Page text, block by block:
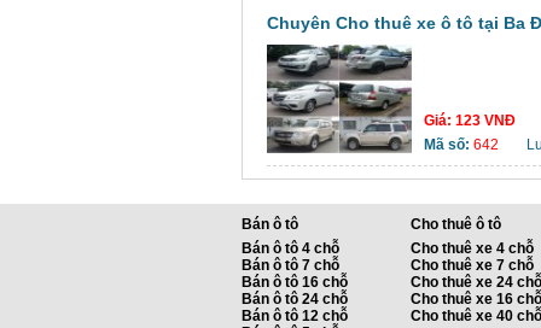
Chuyên Cho thuê xe ô tô tại Ba
Giá: 123 VNĐ
Mã số: 642
Bán ô tô
Bán ô tô 4 chỗ
Bán ô tô 7 chỗ
Bán ô tô 16 chỗ
Bán ô tô 24 chỗ
Bán ô tô 12 chỗ
Cho thuê ô tô
Cho thuê xe 4 chỗ
Cho thuê xe 7 chỗ
Cho thuê xe 24 chỗ
Cho thuê xe 16 chỗ
Cho thuê xe 40 chỗ